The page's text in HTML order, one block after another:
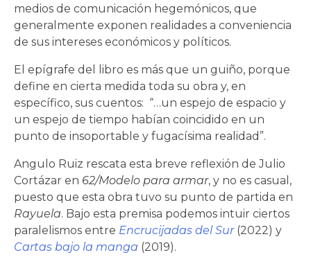
medios de comunicación hegemónicos, que
generalmente exponen realidades a conveniencia
de sus intereses económicos y políticos.
El epígrafe del libro es más que un guiño, porque
define en cierta medida toda su obra y, en
específico, sus cuentos: “…un espejo de espacio y
un espejo de tiempo habían coincidido en un
punto de insoportable y fugacísima realidad”.
Angulo Ruiz rescata esta breve reflexión de Julio
Cortázar en 62/Modelo para armar, y no es casual,
puesto que esta obra tuvo su punto de partida en
Rayuela. Bajo esta premisa podemos intuir ciertos
paralelismos entre Encrucijadas del Sur(2022) y
Cartas bajo la manga (2019).